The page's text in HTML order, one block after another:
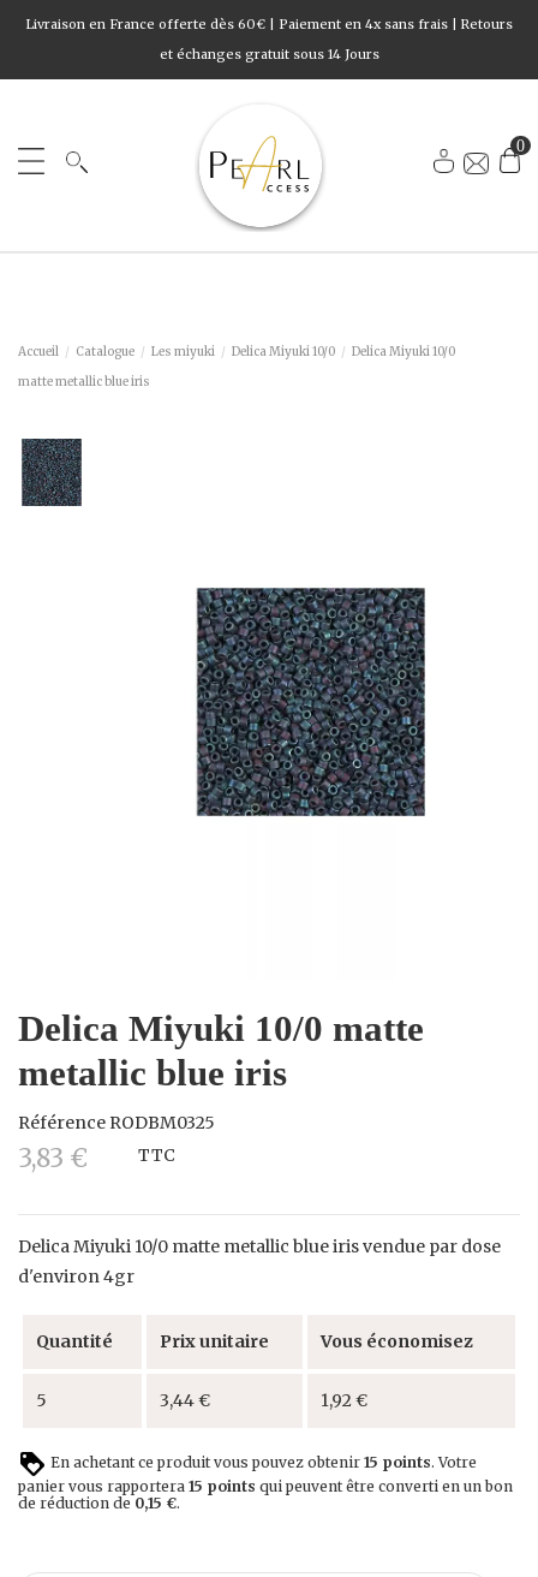
Livraison en France offerte dès 60€ | Paiement en 4x sans frais | Retours
et échanges gratuit sous 14 Jours
0
Accueil Catalogue Les miyuki Delica Miyuki 10/0
Delica Miyuki 10/0
matte metallic blue iris
Delica Miyuki 10/0 matte
metallic blue iris
Référence RODBM0325
3,83 € TTC
Delica Miyuki 10/0 matte metallic blue iris vendue par dose
d'environ 4gr
Quantité Prix unitaire Vous économisez
5 3,44 € 1,92 €
En achetant ce produit vous pouvez obtenir 15 points. Votre
panier vous rapportera 15 points qui peuvent être converti en un bon
de réduction de 0,15 €.